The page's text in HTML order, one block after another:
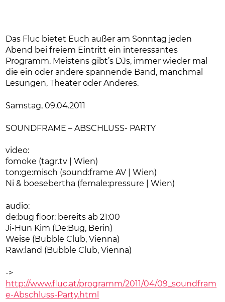
Das Fluc bietet Euch außer am Sonntag jeden
Abend bei freiem Eintritt ein interessantes
Programm. Meistens gibt’s DJs, immer wieder mal
die ein oder andere spannende Band, manchmal
Lesungen, Theater oder Anderes.
Samstag, 09.04.2011
SOUNDFRAME – ABSCHLUSS- PARTY
video:
fomoke (tagr.tv | Wien)
ton:ge:misch (sound:frame AV | Wien)
Ni & boesebertha (female:pressure | Wien)
audio:
de:bug floor: bereits ab 21:00
Ji-Hun Kim (De:Bug, Berin)
Weise (Bubble Club, Vienna)
Raw:land (Bubble Club, Vienna)
->
http://www.fluc.at/programm/2011/04/09_soundfram
e-Abschluss-Party.html